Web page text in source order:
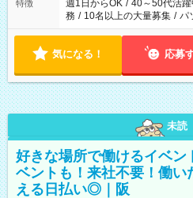
特徴 週1日からOK / 40～50代活躍
務 / 10名以上の大量募集 / パ
気になる！ 応募
未読
好きな場所で働けるイベ
ベントも！来社不要！働い
える日払い◎｜阪